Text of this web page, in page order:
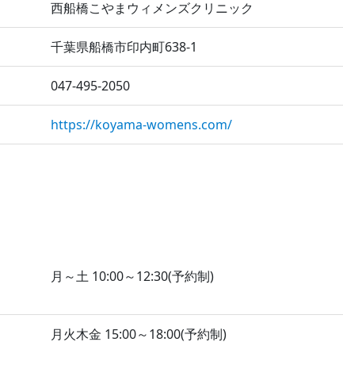
西船橋こやまウィメンズクリニック
千葉県船橋市印内町638-1
047-495-2050
https://koyama-womens.com/
月～土 10:00～12:30(予約制)
月火木金 15:00～18:00(予約制)